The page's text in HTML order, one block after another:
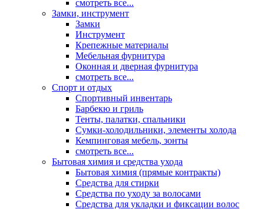
смотреть все...
Замки, инструмент
Замки
Инструмент
Крепежные материалы
Мебельная фурнитура
Оконная и дверная фурнитура
смотреть все...
Спорт и отдых
Спортивный инвентарь
Барбекю и гриль
Тенты, палатки, спальники
Сумки-холодильники, элементы холода
Кемпинговая мебель, зонты
смотреть все...
Бытовая химия и средства ухода
Бытовая химия (прямые контракты)
Средства для стирки
Средства по уходу за волосами
Средства для укладки и фиксации волос